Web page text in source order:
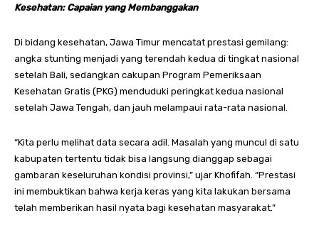
Kesehatan: Capaian yang Membanggakan
Di bidang kesehatan, Jawa Timur mencatat prestasi gemilang:
angka stunting menjadi yang terendah kedua di tingkat nasional
setelah Bali, sedangkan cakupan Program Pemeriksaan
Kesehatan Gratis (PKG) menduduki peringkat kedua nasional
setelah Jawa Tengah, dan jauh melampaui rata-rata nasional.
“Kita perlu melihat data secara adil. Masalah yang muncul di satu
kabupaten tertentu tidak bisa langsung dianggap sebagai
gambaran keseluruhan kondisi provinsi,” ujar Khofifah. “Prestasi
ini membuktikan bahwa kerja keras yang kita lakukan bersama
telah memberikan hasil nyata bagi kesehatan masyarakat.”